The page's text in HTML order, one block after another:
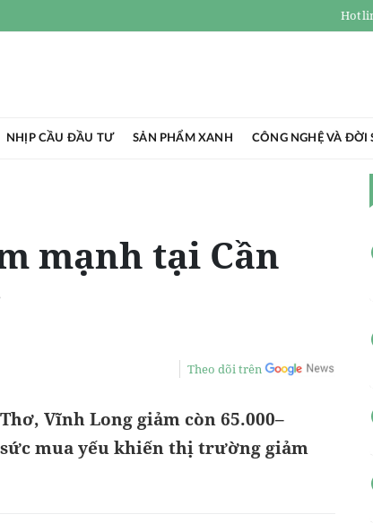
NHỊP CẦU ĐẦU TƯ SẢN PHẨM XANH CÔNG NGHỆ VÀ ĐỜI
mạnh tại Cần
Theo dõi trên
Vĩnh Long giảm còn 65.000–
mua yếu khiến thị trường giảm